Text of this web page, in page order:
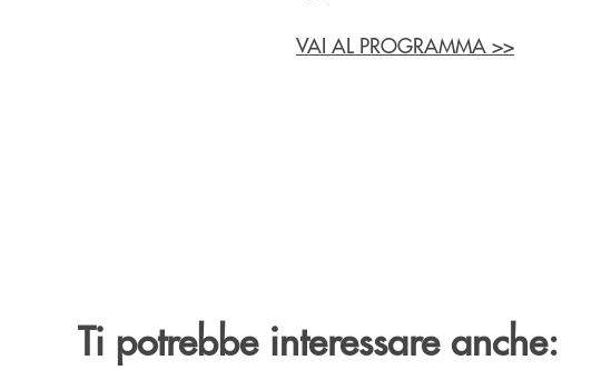
VAI AL PROGRAMMA >>
Ti potrebbe interessare anche: